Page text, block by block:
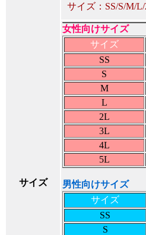
サイズ
サイズ：SS/S/M/
女性向けサイズ
サイズ
SS
S
M
L
2L
3L
4L
5L
男性向けサイズ
サイズ
SS
S